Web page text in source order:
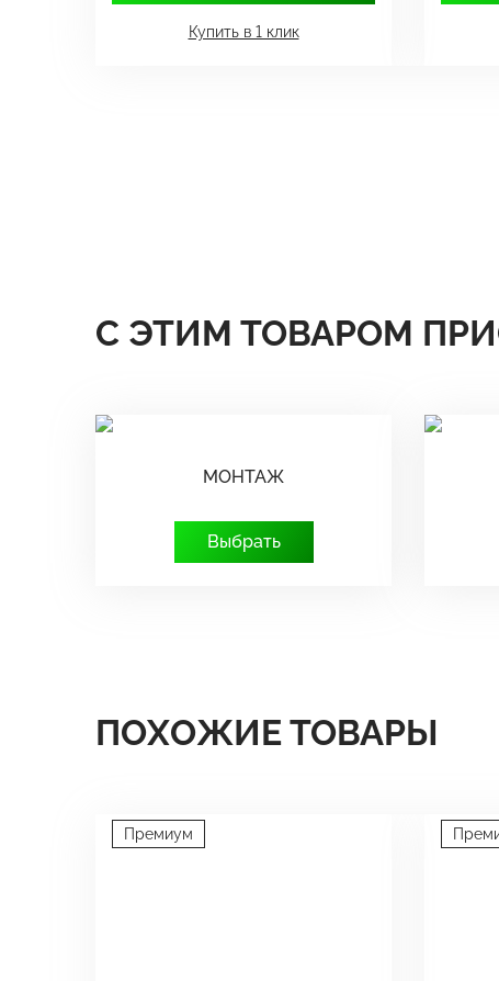
Купить в 1 клик
С ЭТИМ ТОВАРОМ
МОНТАЖ
Выбрать
ПОХОЖИЕ ТОВАРЫ
Премиум